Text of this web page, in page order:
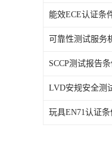
能效ECE认证条
可靠性测试服务
SCCP测试报告
LVD安规安全测
玩具EN71认证条